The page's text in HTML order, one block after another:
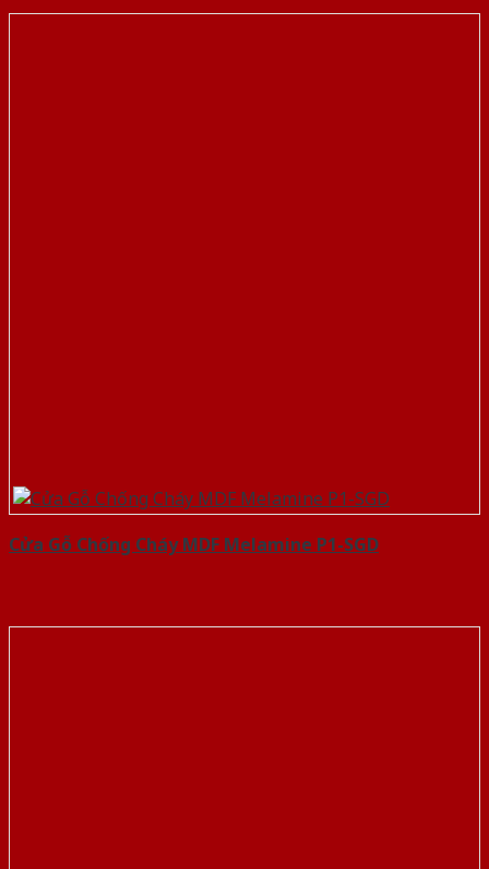
Cửa Gỗ Chống Cháy MDF Melamine P1-SGD